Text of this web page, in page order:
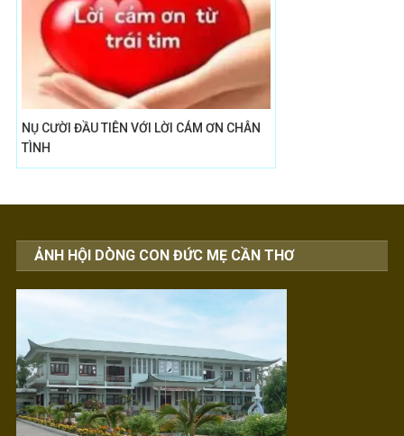
NỤ CƯỜI ĐẦU TIÊN VỚI LỜI CÁM ƠN CHÂN
TÌNH
ẢNH HỘI DÒNG CON ĐỨC MẸ CẦN THƠ